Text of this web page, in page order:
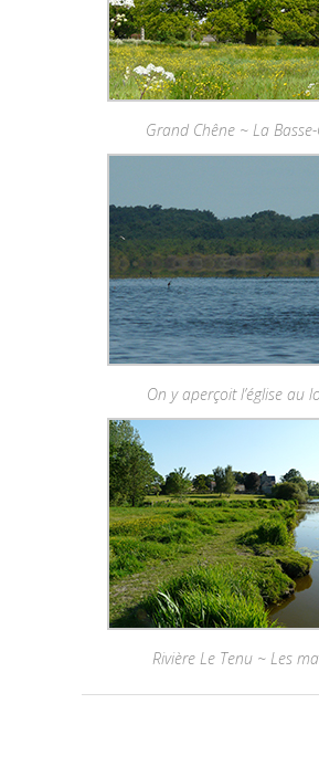
Grand Chêne ~ La
On y aperçoit l’église au
Rivière Le Tenu ~ Les